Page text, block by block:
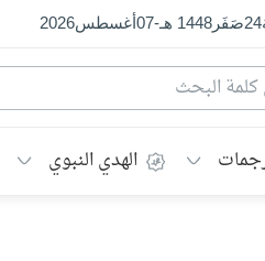
24صَفَر1448 هـ -
07أغسطس2026
الهدي النبوي